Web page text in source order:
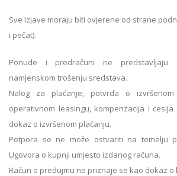
Sve Izjave moraju biti ovjerene od strane
i pečat).
Ponude i predračuni ne predstavljaju
namjenskom trošenju sredstava.
Nalog za plaćanje, potvrda o
operativnom leasingu, kompenzacija i
dokaz o izvršenom plaćanju.
Potpora se ne može ostvariti na temelju
Ugovora o kupnji umjesto izdanog računa.
Račun o predujmu ne priznaje se kao dokaz o